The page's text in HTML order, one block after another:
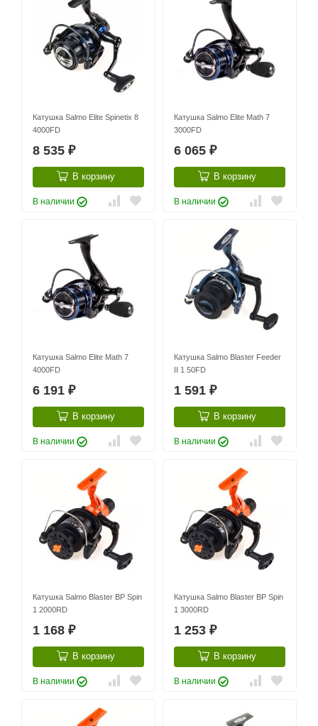
Катушка Salmo Elite Spinetix 8
4000FD
8 535 ₽
В корзину
В наличии
Катушка Salmo Elite Math 7
3000FD
6 065 ₽
В корзину
В наличии
Катушка Salmo Elite Math 7
4000FD
6 191 ₽
В корзину
В наличии
Катушка Salmo Blaster Feeder
II 1 50FD
1 591 ₽
В корзину
В наличии
Катушка Salmo Blaster BP Spin
1 2000RD
1 168 ₽
В корзину
В наличии
Катушка Salmo Blaster BP Spin
1 3000RD
1 253 ₽
В корзину
В наличии